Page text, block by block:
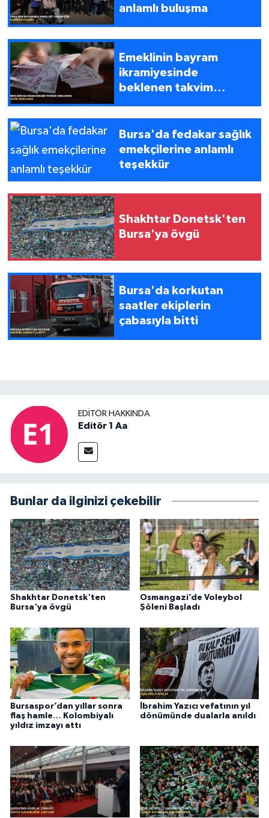
anlamlı buluşma
Emeklinin bayram
ikramiyesinde
beklenen takvim
Bursa'da fedakar sağlık
emekçilerine anlamlı
teşekkür
Shakhtar Donetsk'ten
Bursa'ya övgü
Bursa'da korkutan
saatler ekiplerin
çabasıyla bitti
EDITÖR HAKKINDA
Editör 1 Aa
Bunlar da ilginizi çekebilir
Shakhtar Donetsk'ten
Bursa'ya övgü
Osmangazi’de Voleybol
Şöleni Başladı
Bursaspor’dan yıllar sonra
flaş hamle… Kolombiyalı
yıldız imzayı attı
İbrahim Yazıcı vefatının yıl
dönümünde dualarla anıldı